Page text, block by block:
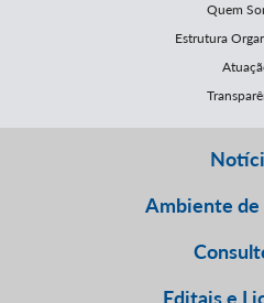
Quem
Estrutura
Ambiente
Editais e